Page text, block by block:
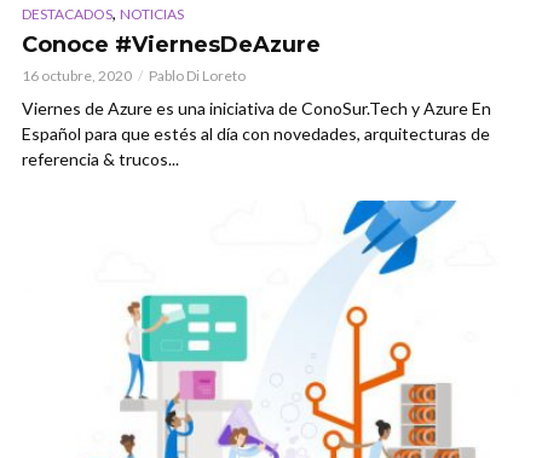
DESTACADOS, NOTICIAS
Conoce #ViernesDeAzure
16 octubre, 2020 Pablo Di Loreto
Viernes de Azure es una iniciativa de ConoSur.Tech y Azure En
Español para que estés al día con novedades, arquitecturas de
referencia & trucos...